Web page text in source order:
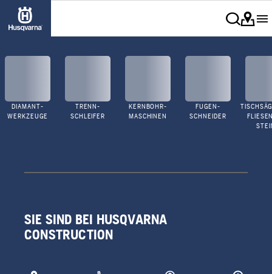
DIAMANT-
WERKZEUGE
TRENN-
SCHLEIFER
KERNBOHR-
MASCHINEN
FUGEN-
SCHNEIDER
SIE SIND BEI HUSQVARNA
CONSTRUCTION